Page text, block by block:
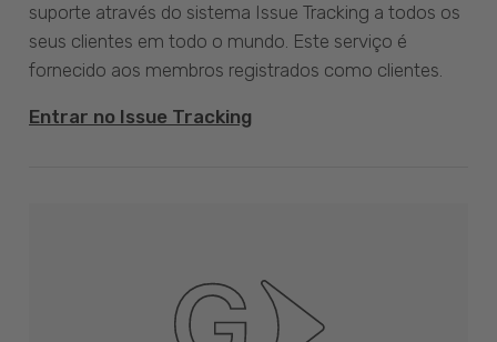
suporte através do sistema Issue Tracking a todos os
seus clientes em todo o mundo. Este serviço é
fornecido aos membros registrados como clientes.
Entrar no Issue Tracking